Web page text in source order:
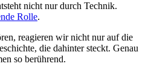
nicht nur durch Technik.
Rolle.
reagieren wir nicht nur auf die
die dahinter steckt. Genau
so berührend.